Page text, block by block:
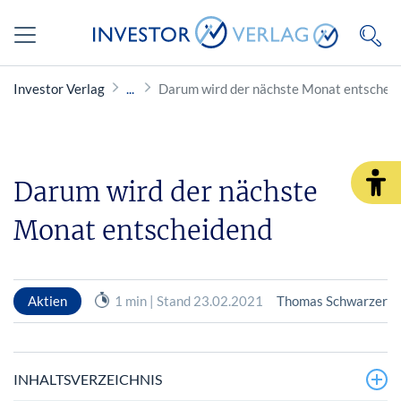
Investor Verlag Darum wird der nächste Monat
Darum wird der nächste
Monat entscheidend
Aktien 1 min | Stand 23.02.2021 Thomas Schwarzer
INHALTSVERZEICHNIS